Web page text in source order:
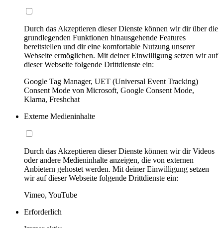
Durch das Akzeptieren dieser Dienste können wir dir über die
grundlegenden Funktionen hinausgehende Features
bereitstellen und dir eine komfortable Nutzung unserer
Webseite ermöglichen. Mit deiner Einwilligung setzen wir auf
dieser Webseite folgende Drittdienste ein:
Google Tag Manager, UET (Universal Event Tracking)
Consent Mode von Microsoft, Google Consent Mode,
Klarna, Freshchat
Externe Medieninhalte
Durch das Akzeptieren dieser Dienste können wir dir Videos
oder andere Medieninhalte anzeigen, die von externen
Anbietern gehostet werden. Mit deiner Einwilligung setzen
wir auf dieser Webseite folgende Drittdienste ein:
Vimeo, YouTube
Erforderlich